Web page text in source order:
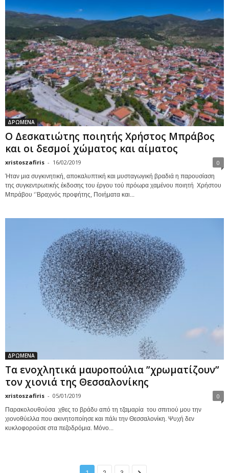
ΔΡΩΜΕΝΑ
Ο Δεσκατιώτης ποιητής Χρήστος Μπράβος
και οι δεσμοί χώματος και αίματος
xristoszafiris - 16/02/2019 0
Ήταν μια συγκινητική, αποκαλυπτική και μυσταγωγική βραδιά η παρουσίαση
της συγκεντρωτικής έκδοσης του έργου τού πρόωρα χαμένου ποιητή Χρήστου
Μπράβου ‘’Βραχνός προφήτης, Ποιήματα και...
ΔΡΩΜΕΝΑ
Τα ενοχλητικά μαυροπούλια ”χρωματίζουν”
τον χιονιά της Θεσσαλονίκης
xristoszafiris - 05/01/2019 0
Παρακολουθούσα χθες το βράδυ από τη τζαμαρία του σπιτιού μου την
χιονοθύελλα που ακινητοποίησε και πάλι την Θεσσαλονίκη. Ψυχή δεν
κυκλοφορούσε στα πεζοδρόμια. Μόνο...